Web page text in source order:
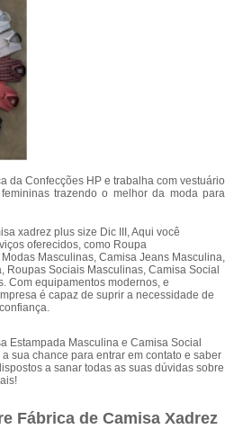
da Confecções HP e trabalha com vestuário
trazendo o melhor da moda para
xadrez plus size Dic III, Aqui você
oferecidos, como Roupa
Masculinas, Camisa Jeans Masculina,
Roupas Sociais Masculinas, Camisa Social
Com equipamentos modernos, e
é capaz de suprir a necessidade de
Estampada Masculina e Camisa Social
sua chance para entrar em contato e saber
a sanar todas as suas dúvidas sobre
Fábrica de Camisa Xadrez